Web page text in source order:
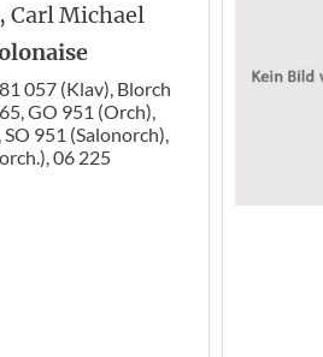
, Carl Michael
81 057 (Klav), Blorch
GO 951 (Orch),
951 (Salonorch),
06 225